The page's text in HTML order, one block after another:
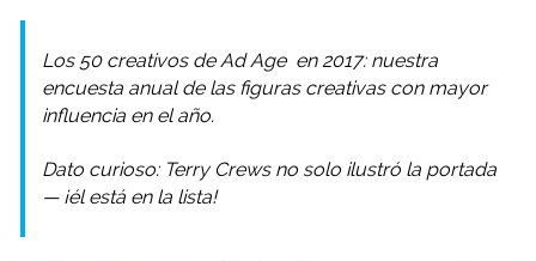
Los 50 creativos deAd Age en 2017: nuestra
encuesta anual de las figuras creativas con mayor
influencia en el año.
Dato curioso: Terry Crews no solo ilustró la portada
— ¡él está en la lista!